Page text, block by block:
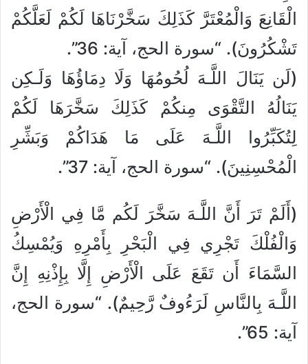
الْقَانِعَ وَالْمُعْتَرَّ كَذَلِكَ سَخَّرْنَاهَا لَكُمْ لَعَلَّكُمْ
تَشْكُرُونَ). “سورة الحج، آية: 36”.
(لَن يَنَالَ اللَّـهَ لُحُومُهَا وَلَا دِمَاؤُهَا وَلَـكِن
يَنَالُهُ التَّقْوَى مِنكُمْ كَذَلِكَ سَخَّرَهَا لَكُمْ
لِتُكَبِّرُوا اللَّـهَ عَلَى مَا هَدَاكُمْ وَبَشِّرِ
الْمُحْسِنِينَ). “سورة الحج، آية: 37”.
(أَلَمْ تَرَ أَنَّ اللَّـهَ سَخَّرَ لَكُم مَّا فِي الْأَرْضِ
وَالْفُلْكَ تَجْرِي فِي الْبَحْرِ بِأَمْرِهِ وَيُمْسِكُ
السَّمَاءَ أَن تَقَعَ عَلَى الْأَرْضِ إِلَّا بِإِذْنِهِ إِنَّ
اللَّـهَ بِالنَّاسِ لَرَءُوفٌ رَّحِيمٌ). “سورة الحج،
آية: 65”.